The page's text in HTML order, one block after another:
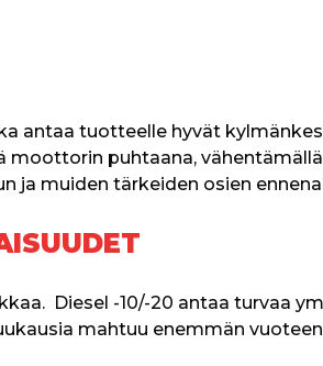
antaa tuotteelle hyvät
puhtaana,
ja muiden tärkeiden osien
Diesel -10/-20 antaa turvaa
mahtuu enemmän